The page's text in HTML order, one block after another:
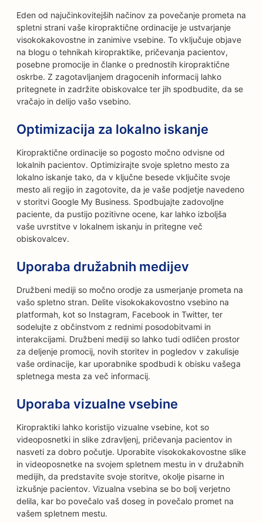
Eden od najučinkovitejših načinov za povečanje prometa na
spletni strani vaše kiropraktične ordinacije je ustvarjanje
visokokakovostne in zanimive vsebine. To vključuje objave
na blogu o tehnikah kiropraktike, pričevanja pacientov,
posebne promocije in članke o prednostih kiropraktične
oskrbe. Z zagotavljanjem dragocenih informacij lahko
pritegnete in zadržite obiskovalce ter jih spodbudite, da se
vračajo in delijo vašo vsebino.
Optimizacija za lokalno iskanje
Kiropraktične ordinacije so pogosto močno odvisne od
lokalnih pacientov. Optimizirajte svoje spletno mesto za
lokalno iskanje tako, da v ključne besede vključite svoje
mesto ali regijo in zagotovite, da je vaše podjetje navedeno
v storitvi Google My Business. Spodbujajte zadovoljne
paciente, da pustijo pozitivne ocene, kar lahko izboljša
vaše uvrstitve v lokalnem iskanju in pritegne več
obiskovalcev.
Uporaba družabnih medijev
Družbeni mediji so močno orodje za usmerjanje prometa na
vašo spletno stran. Delite visokokakovostno vsebino na
platformah, kot so Instagram, Facebook in Twitter, ter
sodelujte z občinstvom z rednimi posodobitvami in
interakcijami. Družbeni mediji so lahko tudi odličen prostor
za deljenje promocij, novih storitev in pogledov v zakulisje
vaše ordinacije, kar uporabnike spodbudi k obisku vašega
spletnega mesta za več informacij.
Uporaba vizualne vsebine
Kiropraktiki lahko koristijo vizualne vsebine, kot so
videoposnetki in slike zdravljenj, pričevanja pacientov in
nasveti za dobro počutje. Uporabite visokokakovostne slike
in videoposnetke na svojem spletnem mestu in v družabnih
medijih, da predstavite svoje storitve, okolje pisarne in
izkušnje pacientov. Vizualna vsebina se bo bolj verjetno
delila, kar bo povečalo vaš doseg in povečalo promet na
vašem spletnem mestu.